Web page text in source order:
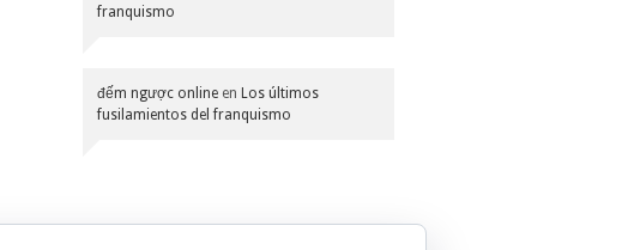
franquismo
đếm ngược online en Los últimos
fusilamientos del franquismo